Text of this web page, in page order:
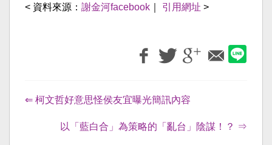
< 資料來源： 謝金河facebook 引用網址 >
⇐ 柯文哲好意思怪侯友宜曝光簡訊內容
以「藍白合」為策略的「亂台」陰謀！？ ⇒